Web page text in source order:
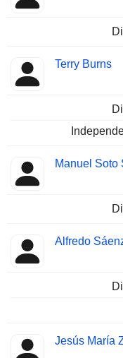
Terry Burns
Manuel Soto
Alfredo
Jesús María